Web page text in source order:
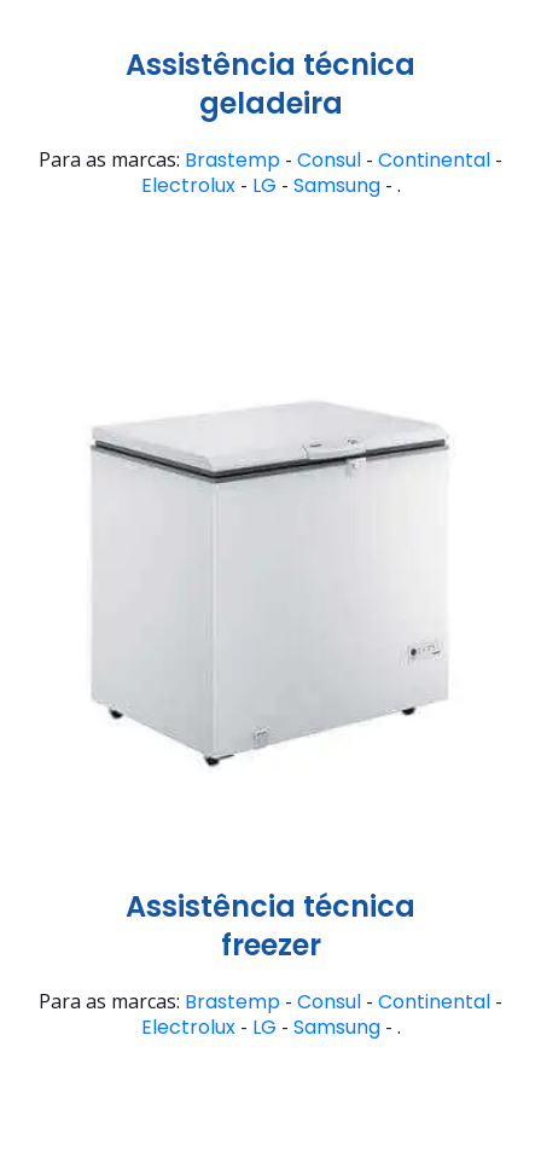
Assistência técnica
geladeira
Para as marcas: Brastemp - Consul - Continental -
Electrolux- LG - Samsung- .
Assistência técnica
freezer
Para as marcas: Brastemp - Consul - Continental -
Electrolux- LG - Samsung- .